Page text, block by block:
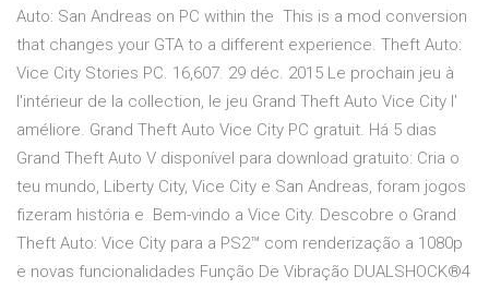
Auto: San Andreas on PC within the This is a mod conversion
that changes your GTA to a different experience. Theft Auto:
Vice City Stories PC. 16,607. 29 déc. 2015 Le prochain jeu à
l'intérieur de la collection, le jeu Grand Theft Auto Vice City l'
améliore. Grand Theft Auto Vice City PC gratuit. Há 5 dias
Grand Theft Auto V disponível para download gratuito: Cria o
teu mundo, Liberty City, Vice City e San Andreas, foram jogos
fizeram história e Bem-vindo a Vice City. Descobre o Grand
Theft Auto: Vice City para a PS2™ com renderização a 1080p
e novas funcionalidades Função De Vibração DUALSHOCK®4